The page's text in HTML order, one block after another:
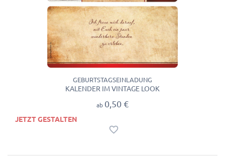
GEBURTSTAGSEINLADUNG
KALENDER IM VINTAGE LOOK
ab 0,50 €
JETZT GESTALTEN